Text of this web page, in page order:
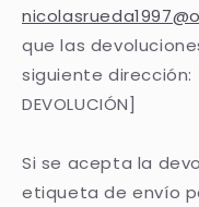
que las
siguiente dirección:
DEVOLUCIÓN]
Si se acepta la
etiqueta de envío